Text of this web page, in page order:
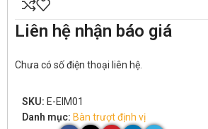
Liên hệ nhận báo giá
Chưa có số điện thoại liên hệ.
SKU: E-EIM01
Danh mục: Bàn trượt định vị